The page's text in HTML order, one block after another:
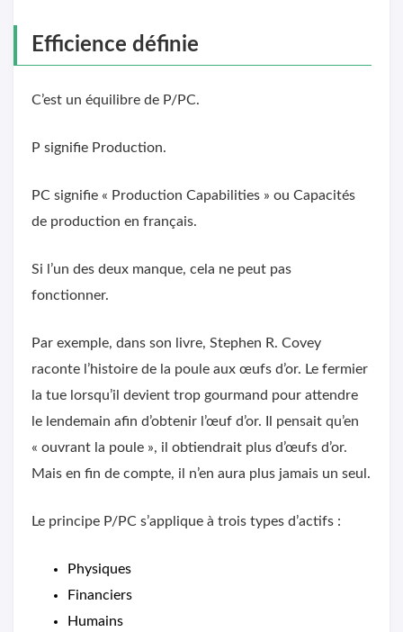
Efficience définie
C’est un équilibre de P/PC.
P signifie Production.
PC signifie « Production Capabilities » ou Capacités
de production en français.
Si l’un des deux manque, cela ne peut pas
fonctionner.
Par exemple, dans son livre, Stephen R. Covey
raconte l’histoire de la poule aux œufs d’or. Le fermier
la tue lorsqu’il devient trop gourmand pour attendre
le lendemain afin d’obtenir l’œuf d’or. Il pensait qu’en
« ouvrant la poule », il obtiendrait plus d’œufs d’or.
Mais en fin de compte, il n’en aura plus jamais un seul.
Le principe P/PC s’applique à trois types d’actifs :
Physiques
Financiers
Humains